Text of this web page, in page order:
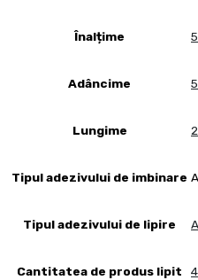
Înalțime
Adâncime
Lungime
Tipul adezivului de imbinare
Tipul adezivului de lipire
Cantitatea de produs lipit 4